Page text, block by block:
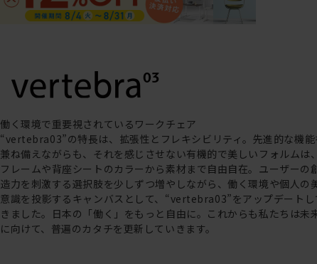
働く環境で重要視されているワークチェア
“vertebra03”の特長は、拡張性とフレキシビリティ。先進的な機能
兼ね備えながらも、それを感じさせない有機的で美しいフォルムは、
フレームや背座シートのカラーから素材まで自由自在。ユーザーの
造力を刺激する選択肢を少しずつ増やしながら、働く環境や個人の
意識を投影するキャンバスとして、“vertebra03”をアップデートし
きました。日本の「働く」をもっと自由に。これからも私たちは未
に向けて、普遍のカタチを更新していきます。